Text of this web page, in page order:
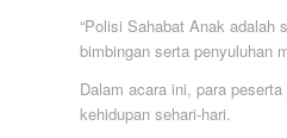
“Polisi Sahabat Anak adalah
bimbingan serta penyuluhan
Dalam acara ini, para
kehidupan sehari-hari.